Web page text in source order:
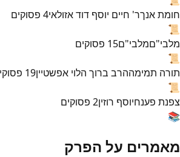
חומת אנךר' חיים יוסף דוד אזולאי4 פסוקים
📜
מלבי"םמלבי"ם15 פסוקים
📜
תורה תמימההרב ברוך הלוי אפשטיין19
📜
צפנת פענחיוסף רוזין2 פסוקים
📚
מאמרים על הפרק